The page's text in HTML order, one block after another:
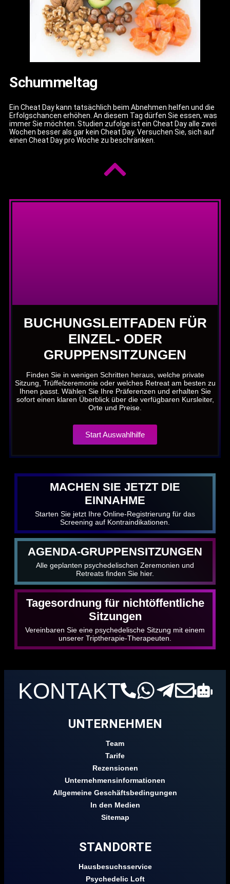
Schummeltag
Ein Cheat Day kann tatsächlich beim Abnehmen helfen und die
Erfolgschancen erhöhen. An diesem Tag dürfen Sie essen, was
immer Sie möchten. Studien zufolge ist ein Cheat Day alle zwei
Wochen besser als gar kein Cheat Day. Versuchen Sie, sich auf
einen Cheat Day pro Woche zu beschränken.
BUCHUNGSLEITFADEN FÜR
EINZEL- ODER
GRUPPENSITZUNGEN
Finden Sie in wenigen Schritten heraus, welche private
Sitzung, Trüffelzeremonie oder welches Retreat am besten zu
Ihnen passt. Wählen Sie Ihre Präferenzen und erhalten Sie
sofort einen klaren Überblick über die verfügbaren Kursleiter,
Orte und Preise.
Start Auswahlhilfe
MACHEN SIE JETZT DIE
EINNAHME
Starten Sie jetzt Ihre Online-Registrierung für das
Screening auf Kontraindikationen.
AGENDA-GRUPPENSITZUNGEN
Alle geplanten psychedelischen Zeremonien und
Retreats finden Sie hier.
Tagesordnung für nichtöffentliche
Sitzungen
Vereinbaren Sie eine psychedelische Sitzung mit einem
unserer Triptherapie-Therapeuten.
KONTAKT
UNTERNEHMEN
Team
Tarife
Rezensionen
Unternehmensinformationen
Allgemeine Geschäftsbedingungen
In den Medien
Sitemap
STANDORTE
Hausbesuchsservice
Psychedelic Loft